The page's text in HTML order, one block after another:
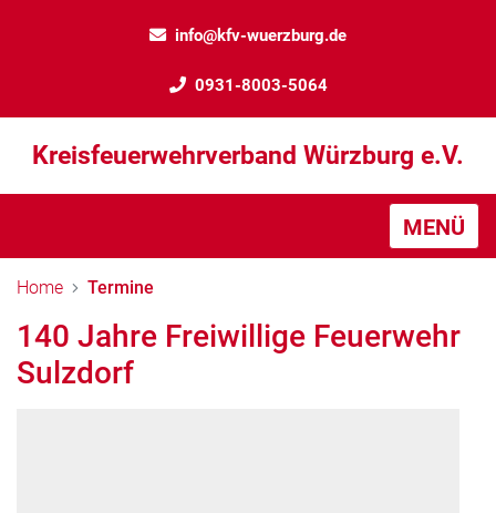
info@kfv-wuerzburg.de
0931-8003-5064
Kreisfeuerwehrverband Würzburg e.V.
MENÜ
Home Termine
140 Jahre Freiwillige Feuerwehr
Sulzdorf